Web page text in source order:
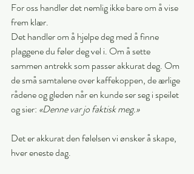
For oss handler det nemlig ikke bare om å vise
frem klær.
Det handler om å hjelpe deg med å finne
plaggene du føler deg vel i. Om å sette
sammen antrekk som passer akkurat deg. Om
de små samtalene over kaffekoppen, de ærlige
rådene og gleden når en kunde ser seg i speilet
og sier: «Denne var jo faktisk meg.»
Det er akkurat den følelsen vi ønsker å skape,
hver eneste dag.